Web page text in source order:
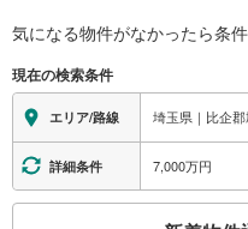
町
関
す
る
情
報
気になる物件がなかったら条
現在の検索条件
エリア/路線 埼玉県｜比企
詳細条件 7,000万円